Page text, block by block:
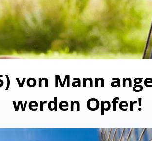
von Mann
werden Opfer!